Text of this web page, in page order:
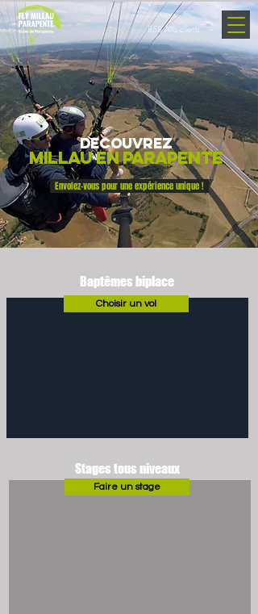
858 Avis clients
DECOUVREZ
Millau enParapente
Envolez-vous pour une expérience unique !
Baptêmes biplace
Choisir un vol
Stages tous niveaux
Faire un stage